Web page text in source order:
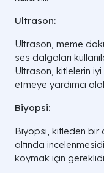
Ultrason:
Ultrason, meme
ses dalgaları
Ultrason, kitlelerin
etmeye yardımcı
Biyopsi:
Biyopsi, kitleden bir
altında
koymak için